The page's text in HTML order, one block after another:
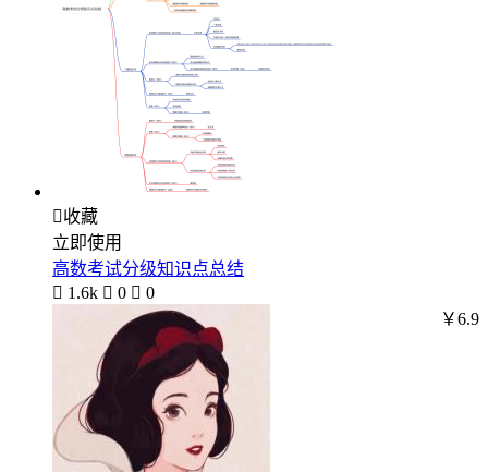
收藏
立即使用
高数考试分级知识点总结
 1.6k  0  0
￥6.9